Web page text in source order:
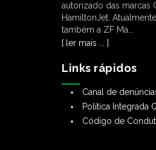
autorizado das marcas
HamiltonJet.
também a ZF Ma...
[ ler mais ... ]
Links rápidos
Canal de
Política Integrada
Código de